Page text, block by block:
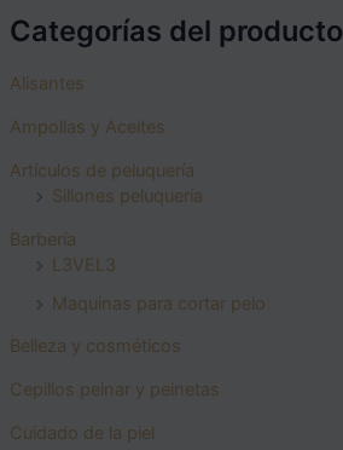
Categorías del producto
Alisantes
Ampollas y Aceites
Artículos de peluquería
Sillones peluquería
Barbería
L3VEL3
Maquinas para cortar pelo
Belleza y cosméticos
Cepillos peinar y peinetas
Cuidado de la piel